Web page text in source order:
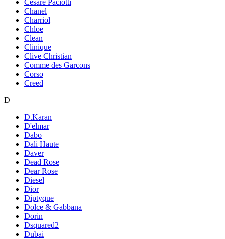
Chanel
Charriol
Chloe
Clean
Clinique
Clive Christian
Comme des Garcons
Corso
Creed
D
D.Karan
D'elmar
Dabo
Dali Haute
Daver
Dead Rose
Dear Rose
Diesel
Dior
Diptyque
Dolce & Gabbana
Dorin
Dsquared2
Dubai